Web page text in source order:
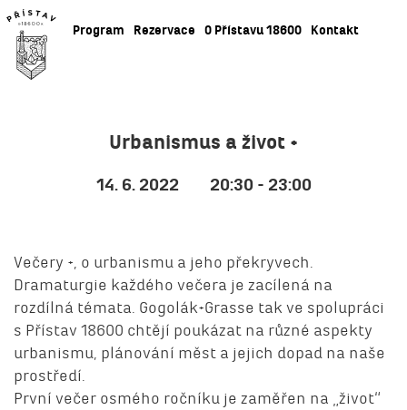
Program Rezervace O Přístavu 18600 Kontakt
Urbanismus a život +
14. 6. 2022 20:30 - 23:00
Večery +, o urbanismu a jeho překryvech.
Dramaturgie každého večera je zacílená na
rozdílná témata. Gogolák+Grasse tak ve spolupráci
s Přístav 18600 chtějí poukázat na různé aspekty
urbanismu, plánování měst a jejich dopad na naše
prostředí.
První večer osmého ročníku je zaměřen na „život“